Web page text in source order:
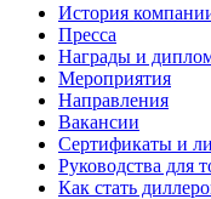
История
Пресса
Награды и
Мероприятия
Направления
Вакансии
Сертификаты и
Руководства для
Как стать